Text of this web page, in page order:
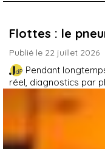
Flottes : le
Publié le 22 juillet 2026
Pendant
réel, diagnostics par